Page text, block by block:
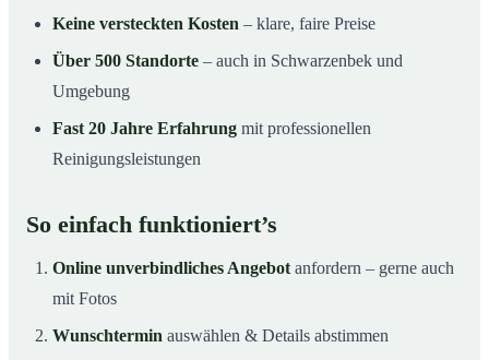
Keine versteckten Kosten – klare, faire Preise
Über 500 Standorte – auch in Schwarzenbek und
Umgebung
Fast 20 Jahre Erfahrung mit professionellen
Reinigungsleistungen
So einfach funktioniert’s
Online unverbindliches Angebot anfordern – gerne auch
mit Fotos
Wunschtermin auswählen & Details abstimmen